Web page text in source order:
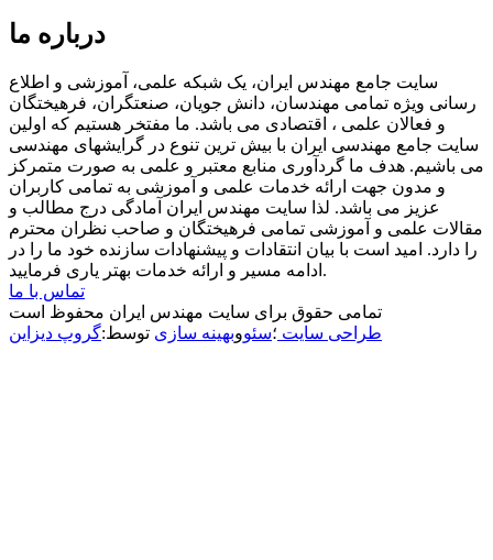
درباره ما
سایت جامع مهندس ایران، یک شبکه علمی، آموزشی و اطلاع
رسانی ویژه تمامی مهندسان، دانش جویان، صنعتگران، فرهیختگان
و فعالان علمی ، اقتصادی می باشد. ما مفتخر هستیم که اولین
سایت جامع مهندسی ایران با بیش ترین تنوع در گرایشهای مهندسی
می باشیم. هدف ما گردآوری منابع معتبر و علمی به صورت متمرکز
و مدون جهت ارائه خدمات علمی و آموزشی به تمامی کاربران
عزیز می باشد. لذا سایت مهندس ایران آمادگی درج مطالب و
مقالات علمی و آموزشی تمامی فرهیختگان و صاحب نظران محترم
را دارد. امید است با بیان انتقادات و پیشنهادات سازنده خود ما را در
ادامه مسیر و ارائه خدمات بهتر یاری فرمایید.
تماس با ما
تمامی حقوق برای سایت مهندس ایران محفوظ است
طراحی سایت ؛سئووبهینه سازی توسط:گروپ دیزاین